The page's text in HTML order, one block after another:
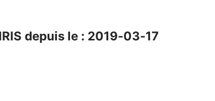
depuis le : 2019-03-17